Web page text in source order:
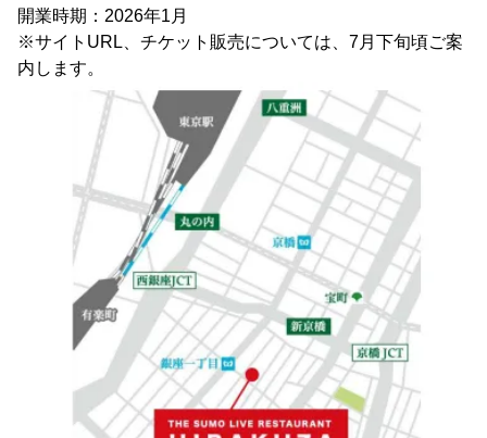
開業時期：2026年1月
※サイトURL、チケット販売については、7月下旬頃ご案
内します。